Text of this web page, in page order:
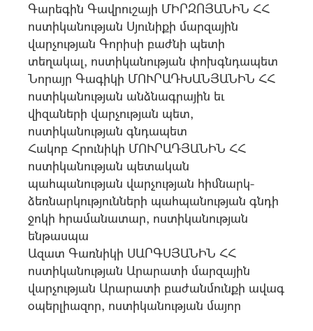
Գարեգին Գավրուշայի ՄԻՐԶՈՅԱՆԻՆ ՀՀ
ոստիկանության Սյունիքի մարզային
վարչության Գորիսի բաժնի պետի
տեղակալ, ոստիկանության փոխգնդապետ
Նորայր Գագիկի ՄՈՒՐԱԴԽԱՆՅԱՆԻՆ ՀՀ
ոստիկանության անձնագրային եւ
վիզաների վարչության պետ,
ոստիկանության գնդապետ
Հակոբ Հրունիկի ՄՈՒՐԱԴՅԱՆԻՆ ՀՀ
ոստիկանության պետական
պահպանության վարչության հիմնարկ-
ձեռնարկությունների պահպանության գնդի
ջոկի հրամանատար, ոստիկանության
ենթասպա
Ազատ Գառնիկի ՍԱՐԳՍՅԱՆԻՆ ՀՀ
ոստիկանության Արարատի մարզային
վարչության Արարատի բաժանմունքի ավագ
օպերլիազոր, ոստիկանության մայոր